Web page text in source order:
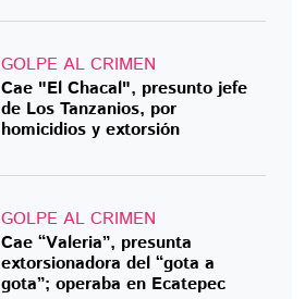
GOLPE AL CRIMEN
Cae "El Chacal", presunto jefe
de Los Tanzanios, por
homicidios y extorsión
GOLPE AL CRIMEN
Cae “Valeria”, presunta
extorsionadora del “gota a
gota”; operaba en Ecatepec